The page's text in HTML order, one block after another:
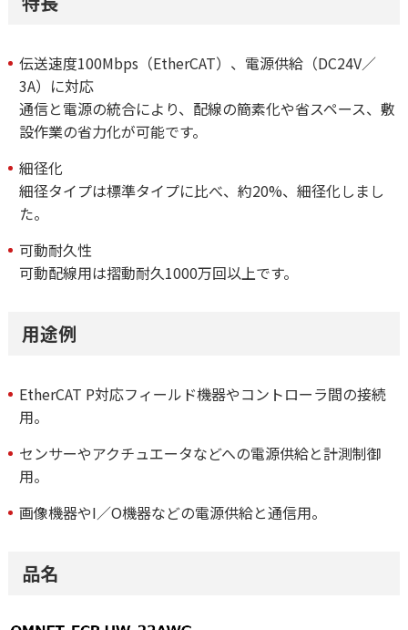
伝送速度100Mbps（EtherCAT）、電源供給（DC24V／
3A）に対応
通信と電源の統合により、配線の簡素化や省スペース、敷
設作業の省力化が可能です。
細径化
細径タイプは標準タイプに比べ、約20%、細径化しまし
た。
可動耐久性
可動配線用は摺動耐久1000万回以上です。
用途例
EtherCAT P対応フィールド機器やコントローラ間の接続
用。
センサーやアクチュエータなどへの電源供給と計測制御
用。
画像機器やI／O機器などの電源供給と通信用。
品名